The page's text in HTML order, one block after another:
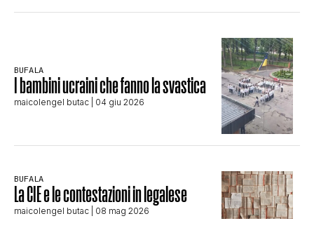
BUFALA
I bambini ucraini che fanno la svastica
maicolengel butac | 04 giu 2026
BUFALA
La CIE e le contestazioni in legalese
maicolengel butac | 08 mag 2026